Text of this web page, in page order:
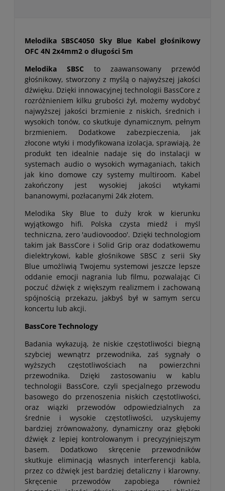
Melodika SBSC4050 Sky Blue Kabel głośnikowy
OFC 4N 2x4mm2 o długości 5m
Melodika SBSC to zaawansowany przewód
głośnikowy, stworzony z myślą o najwyższej jakości
dźwięku. Dzięki innowacyjnej technologii BassCore z
rozróżnieniem kilku grubości żył, możemy wydobyć
najwyższej jakości brzmienie z niskich, średnich i
wysokich tonów, co skutkuje dynamicznym, pełnym
brzmieniem. Dodatkowe zabezpieczenia, jak
złocone wtyki i modyfikowana izolacja, sprawiają, że
produkt ten idealnie nadaje się do instalacji w
systemach audio o wysokich wymaganiach, takich
jak kino domowe czy systemy multiroom. Kabel
zakończony jest wysokiej jakości wtykami
bananowymi, pozłacanymi 24k złotem.
Melodika Sky Blue to duży krok w kierunku
wyjątkowgo hifi. Polska czysta miedź i myśl
techniczna, zero 'audiovoodoo'. Dzięki technologiom
takim jak BassCore i Solid Grip oraz dodatkowemu
dielektrykowi, kable głośnikowe SBSC z serii Sky
Blue umożliwią Twojemu systemowi jeszcze lepsze
oddanie emocji nagrania lub filmu, pozwalając Ci
poczuć dźwięk z większym realizmem i zachowaną
spójnością przekazu, jakbyś był w samym sercu
koncertu lub akcji.
BassCore Technology
Badania wykazują, że niskie częstotliwości biegną
szybciej wewnątrz przewodnika, zaś sygnały o
wyższych częstotliwościach na powierzchni
przewodnika. Dzięki zastosowaniu w kablu
technologii BassCore, czyli specjalnego przewodu
basowego do przenoszenia niskich częstotliwości,
oraz wiązki przewodów odpowiedzialnych za
średnie i wysokie częstotliwości, uzyskujemy
bardziej zrównoważony, dynamiczny oraz głęboki
dźwięk z lepiej kontrolowanym i precyzyjniejszym
basem. Dodatkowo skręcenie przewodników
skutkuje eliminacją własnych interferencji kabla,
przez co dźwięk jest bardziej detaliczny i klarowny.
Skręcenie przewodów zapobiega również